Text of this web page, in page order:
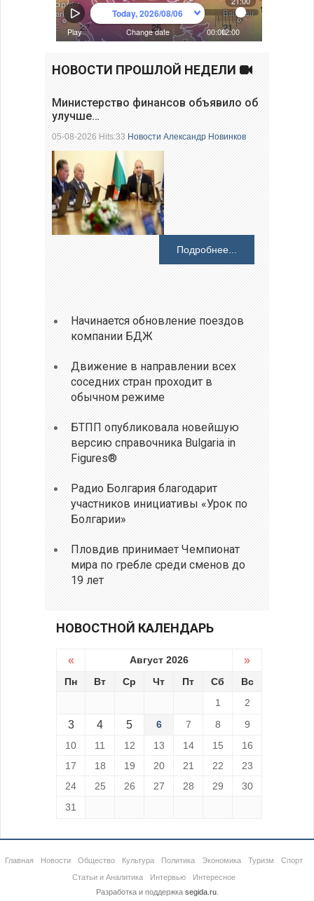
НОВОСТИ ПРОШЛОЙ НЕДЕЛИ
Министерство финансов объявило об
улучше…
05-08-2026 Hits:33Новости Александр Новинков
Подробнее...
Начинается обновление поездов
компании БДЖ
Движение в направлении всех
соседних стран проходит в
обычном режиме
БТПП опубликовала новейшую
версию справочника Bulgaria in
Figures®
Радио Болгария благодарит
участников инициативы «Урок по
Болгарии»
Пловдив принимает Чемпионат
мира по гребле среди сменов до
19 лет
НОВОСТНОЙ КАЛЕНДАРЬ
« Август 2026 »
Пн Вт Ср Чт Пт Сб
Вс
1
2
3 4 5 6 7 8
9
10
11 12 13 14 15
16
17
18 19 20 21 22
23
24
25 26 27 28 29
30
31
Главная Новости Общество Культура Политика Экономика Туризм
Спорт
Статьи и Аналитика
Интервью
Интересное
Разработка и поддержка segida.ru.